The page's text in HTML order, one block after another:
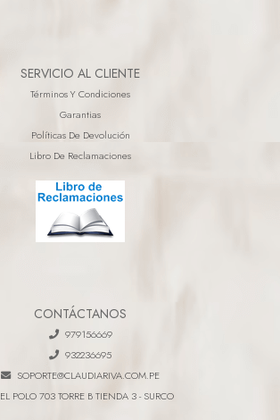
SERVICIO AL CLIENTE
Términos Y Condiciones
Garantias
Políticas De Devolución
Libro De Reclamaciones
CONTÁCTANOS
979156669
932236695
SOPORTE@CLAUDIARIVA.COM.PE
EL POLO 703 TORRE B TIENDA 3 - SURCO